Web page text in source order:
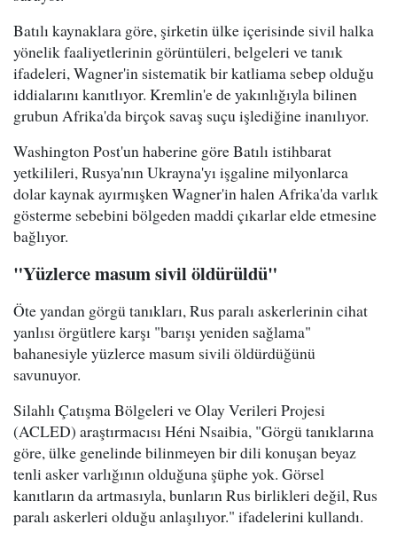
Batılı kaynaklara göre, şirketin ülke içerisinde sivil halka
yönelik faaliyetlerinin görüntüleri, belgeleri ve tanık
ifadeleri, Wagner'in sistematik bir katliama sebep olduğu
iddialarını kanıtlıyor. Kremlin'e de yakınlığıyla bilinen
grubun Afrika'da birçok savaş suçu işlediğine inanılıyor.
Washington Post'un haberine göre Batılı istihbarat
yetkilileri, Rusya'nın Ukrayna'yı işgaline milyonlarca
dolar kaynak ayırmışken Wagner'in halen Afrika'da varlık
gösterme sebebini bölgeden maddi çıkarlar elde etmesine
bağlıyor.
"Yüzlerce masum sivil öldürüldü"
Öte yandan görgü tanıkları, Rus paralı askerlerinin cihat
yanlısı örgütlere karşı "barışı yeniden sağlama"
bahanesiyle yüzlerce masum sivili öldürdüğünü
savunuyor.
Silahlı Çatışma Bölgeleri ve Olay Verileri Projesi
(ACLED) araştırmacısı Héni Nsaibia, "Görgü tanıklarına
göre, ülke genelinde bilinmeyen bir dili konuşan beyaz
tenli asker varlığının olduğuna şüphe yok. Görsel
kanıtların da artmasıyla, bunların Rus birlikleri değil, Rus
paralı askerleri olduğu anlaşılıyor." ifadelerini kullandı.